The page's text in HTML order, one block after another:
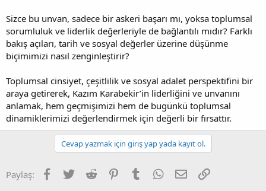
Sizce bu unvan, sadece bir askeri başarı mı, yoksa toplumsal
sorumluluk ve liderlik değerleriyle de bağlantılı mıdır? Farklı
bakış açıları, tarih ve sosyal değerler üzerine düşünme
biçimimizi nasıl zenginleştirir?
Toplumsal cinsiyet, çeşitlilik ve sosyal adalet perspektifini bir
araya getirerek, Kazım Karabekir’in liderliğini ve unvanını
anlamak, hem geçmişimizi hem de bugünkü toplumsal
dinamiklerimizi değerlendirmek için değerli bir fırsattır.
Cevap yazmak için giriş yap yada kayıt ol.
Paylaş: Facebook
TwitterReddit PinterestTumblrWhatsApp
E-postaLink